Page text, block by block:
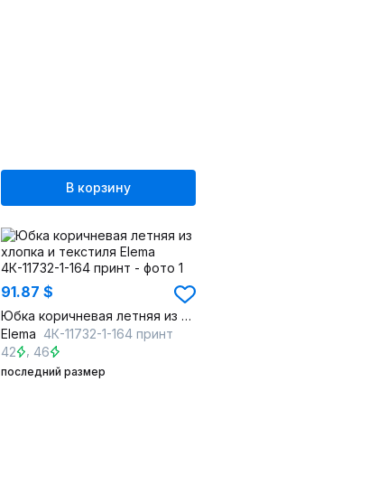
В корзину
91.87 $
Юбка коричневая летняя из хлопка и текстиля
Elema 4К-11732-1-164 принт
42
46
последний размер